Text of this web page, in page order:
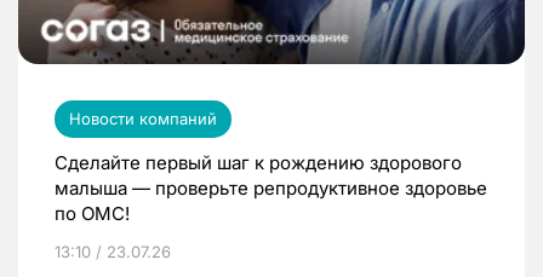
Новости компаний
Сделайте первый шаг к рождению здорового
малыша — проверьте репродуктивное здоровье
по ОМС!
13:10 / 23.07.26